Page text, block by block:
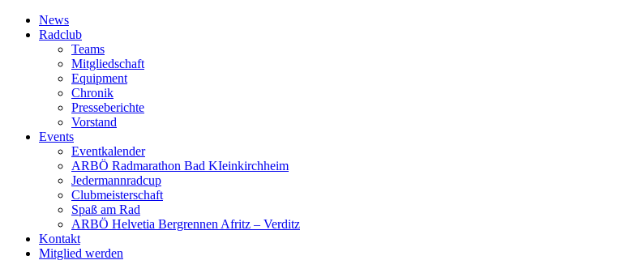
News
Radclub
Teams
Mitgliedschaft
Equipment
Chronik
Presseberichte
Vorstand
Events
Eventkalender
ARBÖ Radmarathon Bad KIeinkirchheim
Jedermannradcup
Clubmeisterschaft
Spaß am Rad
ARBÖ Helvetia Bergrennen Afritz – Verditz
Kontakt
Mitglied werden